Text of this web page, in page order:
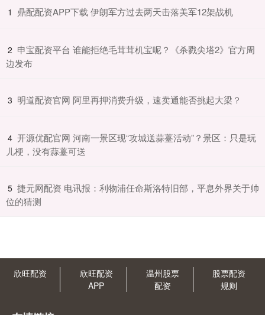
1 ​鼎配配资APP下载 伊朗军方过去两天击落美军12架战机
2 ​申宝配资平台 谁能拒绝毛茸茸机宝呢？《杀戮尖塔2》官方周
边发布
3 ​明道配资官网 阿里再押消费升级，速卖通能否挑起大梁？
4 ​开源优配官网 河南一景区现“攻城送蒜薹活动”？景区：只是玩
儿梗，没有蒜薹可送
5 ​捷元网配资 电讯报：利物浦任命斯洛特旧部，平息外界关于帅
位的猜测
欣旺配资
欣旺配资
APP
温州股票
配资
股票配资
规则